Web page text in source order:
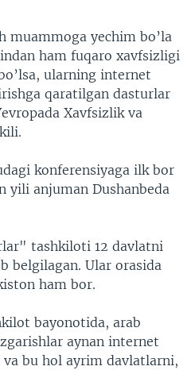
muammoga yechim bo’la
ham fuqaro xavfsizligi
ularning internet
qaratilgan dasturlar
Xavfsizlik va
konferensiyaga ilk bor
yili anjuman Dushanbeda
tashkiloti 12 davlatni
belgilagan. Ular orasida
ham bor.
bayonotida, arab
aynan internet
bu hol ayrim davlatlarni,